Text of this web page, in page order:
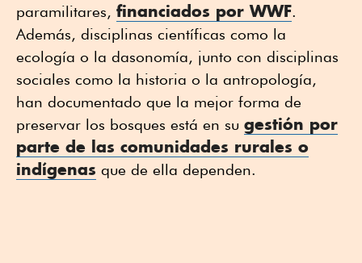
paramilitares, financiados por WWF.
Además, disciplinas científicas como la
ecología o la dasonomía, junto con disciplinas
sociales como la historia o la antropología,
han documentado que la mejor forma de
preservar los bosques está en su gestión por
parte de las comunidades rurales o
indígenas que de ella dependen.